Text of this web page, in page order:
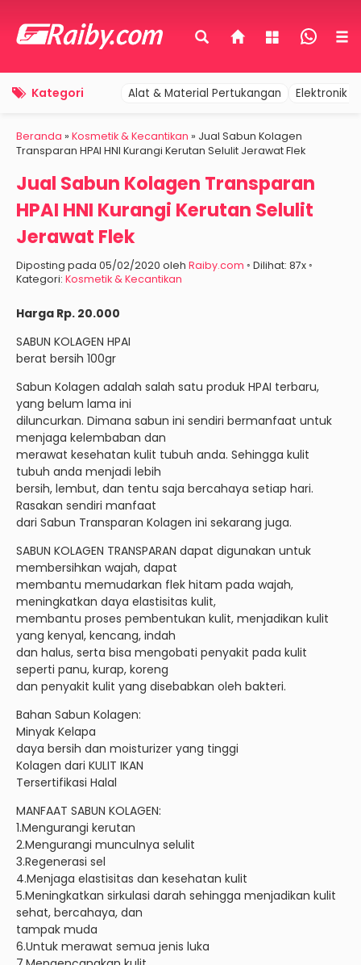
Kategori Alat & Material Pertukangan Elektronik
Beranda » Kosmetik & Kecantikan » Jual Sabun Kolagen
Transparan HPAI HNI Kurangi Kerutan Selulit Jerawat Flek
Jual Sabun Kolagen Transparan
HPAI HNI Kurangi Kerutan Selulit
Jerawat Flek
Diposting pada 05/02/2020 oleh Raiby.com ◦ Dilihat: 87x ◦
Kategori: Kosmetik & Kecantikan
Harga Rp. 20.000
SABUN KOLAGEN HPAI
berat bersih 100gr
Sabun Kolagen adalah salah satu produk HPAI terbaru,
yang belum lama ini
diluncurkan. Dimana sabun ini sendiri bermanfaat untuk
menjaga kelembaban dan
merawat kesehatan kulit tubuh anda. Sehingga kulit
tubuh anda menjadi lebih
bersih, lembut, dan tentu saja bercahaya setiap hari.
Rasakan sendiri manfaat
dari Sabun Transparan Kolagen ini sekarang juga.
SABUN KOLAGEN TRANSPARAN dapat digunakan untuk
membersihkan wajah, dapat
membantu memudarkan flek hitam pada wajah,
meningkatkan daya elastisitas kulit,
membantu proses pembentukan kulit, menjadikan kulit
yang kenyal, kencang, indah
dan halus, serta bisa mengobati penyakit pada kulit
seperti panu, kurap, koreng
dan penyakit kulit yang disebabkan oleh bakteri.
Bahan Sabun Kolagen:
Minyak Kelapa
daya bersih dan moisturizer yang tinggi
Kolagen dari KULIT IKAN
Tersertifikasi Halal
MANFAAT SABUN KOLAGEN:
1.Mengurangi kerutan
2.Mengurangi munculnya selulit
3.Regenerasi sel
4.Menjaga elastisitas dan kesehatan kulit
5.Meningkatkan sirkulasi darah sehingga menjadikan kulit
sehat, bercahaya, dan
tampak muda
6.Untuk merawat semua jenis luka